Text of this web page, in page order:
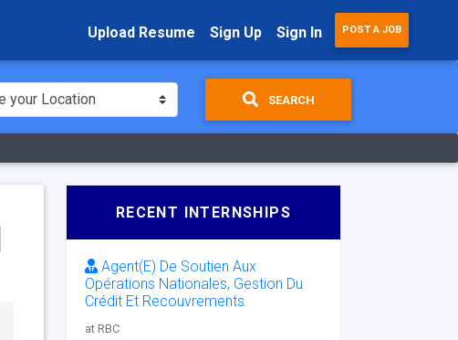
Upload Resume Sign Up Sign In POST A JOB
SEARCH
RECENT INTERNSHIPS
Agent(E) De Soutien Aux
Opérations Nationales, Gestion Du
Crédit Et Recouvrements
at RBC